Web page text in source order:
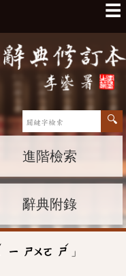
☰
進階檢索
辭典附錄
ㄧ ㄕㄨㄛ ㄕ
ˊ
」